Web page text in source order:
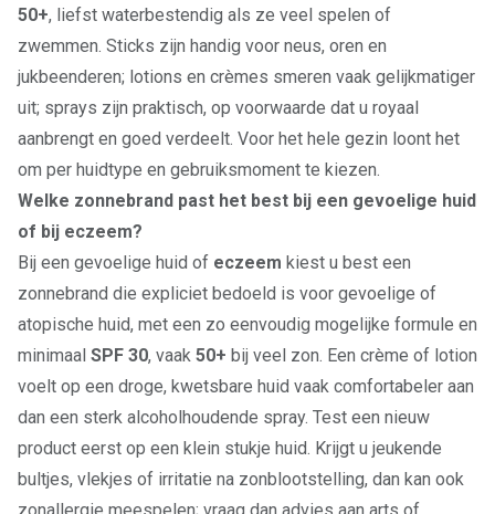
50+, liefst waterbestendig als ze veel spelen of
zwemmen. Sticks zijn handig voor neus, oren en
jukbeenderen; lotions en crèmes smeren vaak gelijkmatiger
uit; sprays zijn praktisch, op voorwaarde dat u royaal
aanbrengt en goed verdeelt. Voor het hele gezin loont het
om per huidtype en gebruiksmoment te kiezen.
Welke zonnebrand past het best bij een gevoelige huid
of bij eczeem?
Bij een gevoelige huid of eczeem kiest u best een
zonnebrand die expliciet bedoeld is voor gevoelige of
atopische huid, met een zo eenvoudig mogelijke formule en
minimaal SPF 30, vaak 50+ bij veel zon. Een crème of lotion
voelt op een droge, kwetsbare huid vaak comfortabeler aan
dan een sterk alcoholhoudende spray. Test een nieuw
product eerst op een klein stukje huid. Krijgt u jeukende
bultjes, vlekjes of irritatie na zonblootstelling, dan kan ook